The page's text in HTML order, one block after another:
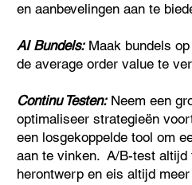
en aanbevelingen aan te
AI Bundels:Maak bundels
de average order value te
Continu Testen:Neem een
optimaliseer strategieën
een losgekoppelde tool om
aan te vinken. A/B-test
herontwerp en eis altijd